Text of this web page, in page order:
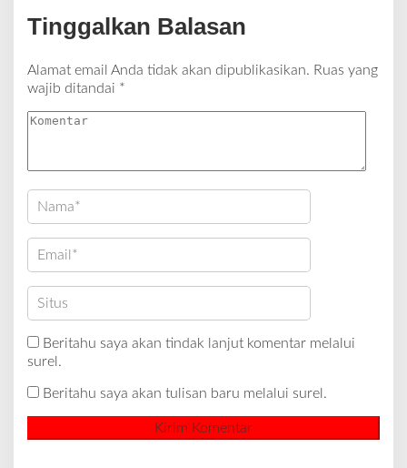
Tinggalkan Balasan
Alamat email Anda tidak akan dipublikasikan. Ruas yang
wajib ditandai *
Beritahu saya akan tindak lanjut komentar melalui
surel.
Beritahu saya akan tulisan baru melalui surel.